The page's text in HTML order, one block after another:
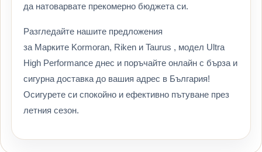
да натоварвате прекомерно бюджета си.
Разгледайте нашите предложения
за Марките Kormoran, Riken и Taurus , модел Ultra
High Performance днес и поръчайте онлайн с бърза и
сигурна доставка до вашия адрес в България!
Осигурете си спокойно и ефективно пътуване през
летния сезон.